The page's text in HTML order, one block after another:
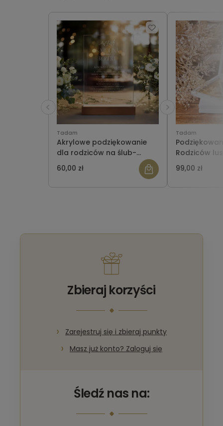
Tadam
Akrylowe podziękowanie
dla rodziców na ślub-
transparentne - wzór 5
60,00 zł
Tadam
Rodziców
pudełeczku
99,00 zł
Zbieraj korzyści
Zarejestruj się i zbieraj punkty
Masz już konto? Zaloguj się
Śledź nas na: